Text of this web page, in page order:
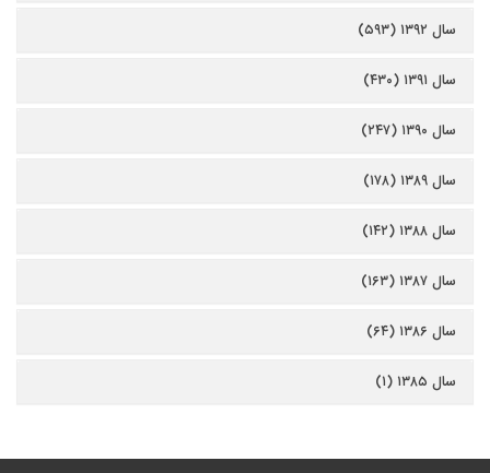
سال ۱۳۹۲ (۵۹۳)
سال ۱۳۹۱ (۴۳۰)
سال ۱۳۹۰ (۲۴۷)
سال ۱۳۸۹ (۱۷۸)
سال ۱۳۸۸ (۱۴۲)
سال ۱۳۸۷ (۱۶۳)
سال ۱۳۸۶ (۶۴)
سال ۱۳۸۵ (۱)